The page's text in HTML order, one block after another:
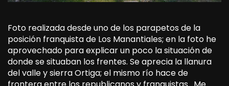
Foto realizada desde uno de los parapetos de la
posición franquista de Los Manantiales; en la foto he
aprovechado para explicar un poco la situación de
donde se situaban los frentes. Se aprecia la llanura
del valle y sierra Ortiga; el mismo río hace de